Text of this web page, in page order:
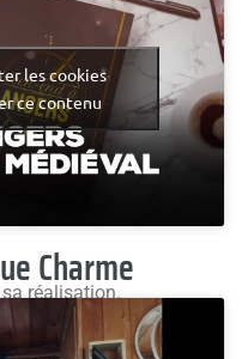
les cookies
ce contenu
Charme
réalisation.